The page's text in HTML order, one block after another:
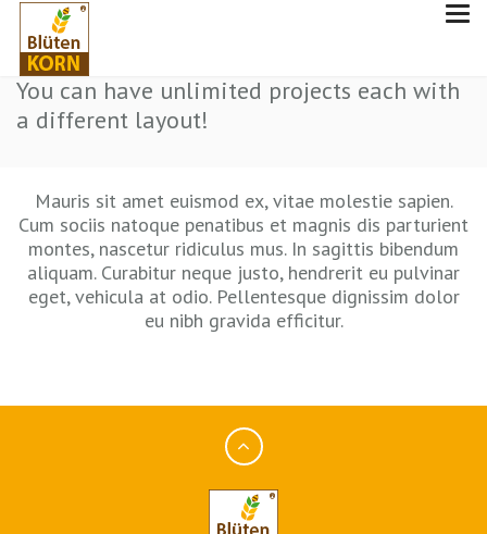
PROJECT STYLE FOUR
You can have unlimited projects each with
a different layout!
Mauris sit amet euismod ex, vitae molestie sapien.
Cum sociis natoque penatibus et magnis dis parturient
montes, nascetur ridiculus mus. In sagittis bibendum
aliquam. Curabitur neque justo, hendrerit eu pulvinar
eget, vehicula at odio. Pellentesque dignissim dolor
eu nibh gravida efficitur.